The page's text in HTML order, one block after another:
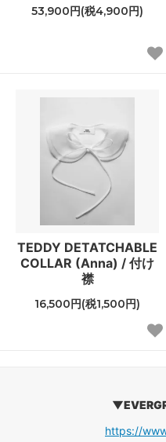
53,900円(税4,900円)
TEDDY DETATCHABLE
COLLAR (Anna) / 付け
襟
16,500円(税1,500円)
https://